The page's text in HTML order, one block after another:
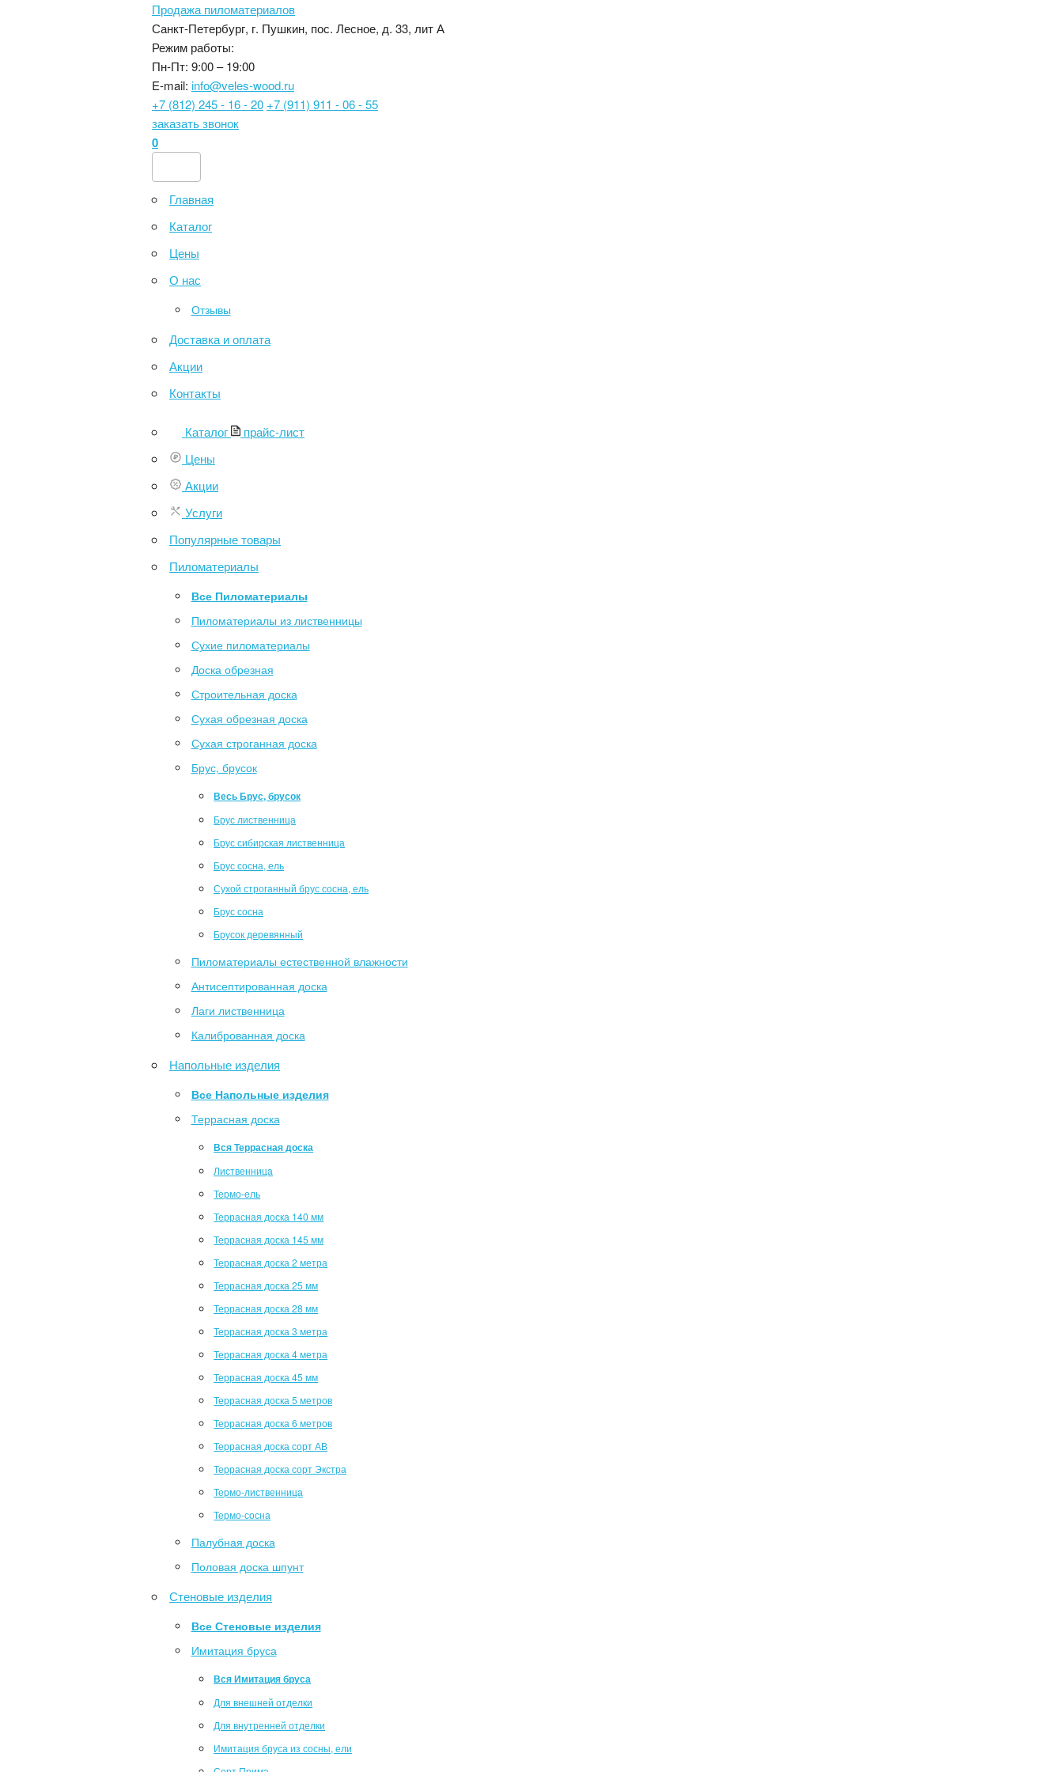
Продажа пиломатериалов
Санкт-Петербург, г. Пушкин, пос. Лесное, д. 33, лит А
Режим работы:
Пн-Пт: 9:00 – 19:00
E-mail: info@veles-wood.ru
+7 (812) 245 - 16 - 20 +7 (911) 911 - 06 - 55
заказать звонок
0
Главная
Каталог
Цены
О нас
Отзывы
Доставка и оплата
Акции
Контакты
Каталог
прайс-лист
Цены
Акции
Услуги
Популярные товары
Пиломатериалы
Все Пиломатериалы
Пиломатериалы из лиственницы
Сухие пиломатериалы
Доска обрезная
Строительная доска
Сухая обрезная доска
Сухая строганная доска
Брус, брусок
Весь Брус, брусок
Брус лиственница
Брус сибирская лиственница
Брус сосна, ель
Сухой строганный брус сосна, ель
Брус сосна
Брусок деревянный
Пиломатериалы естественной влажности
Антисептированная доска
Лаги лиственница
Калиброванная доска
Напольные изделия
Все Напольные изделия
Террасная доска
Вся Террасная доска
Лиственница
Термо-ель
Террасная доска 140 мм
Террасная доска 145 мм
Террасная доска 2 метра
Террасная доска 25 мм
Террасная доска 28 мм
Террасная доска 3 метра
Террасная доска 4 метра
Террасная доска 45 мм
Террасная доска 5 метров
Террасная доска 6 метров
Террасная доска сорт АВ
Террасная доска сорт Экстра
Термо-лиственница
Термо-сосна
Палубная доска
Половая доска шпунт
Стеновые изделия
Все Стеновые изделия
Имитация бруса
Вся Имитация бруса
Для внешней отделки
Для внутренней отделки
Имитация бруса из сосны, ели